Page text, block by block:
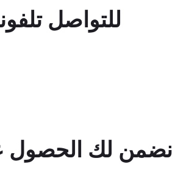
للتواصل تلفونيا اتصل
نضمن لك الحصول